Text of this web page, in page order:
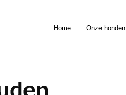
Home Onze honden